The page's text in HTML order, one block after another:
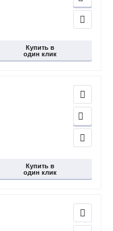
Купить в
один клик
Купить в
один клик